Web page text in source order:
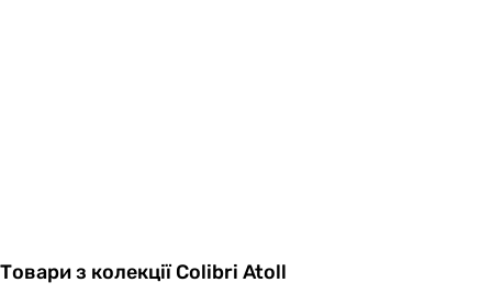
Товари з колекції Colibri Atoll